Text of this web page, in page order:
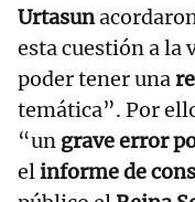
Urtasun
esta cuestión a la
poder tener una
temática”. Por
“un grave error
elinforme de